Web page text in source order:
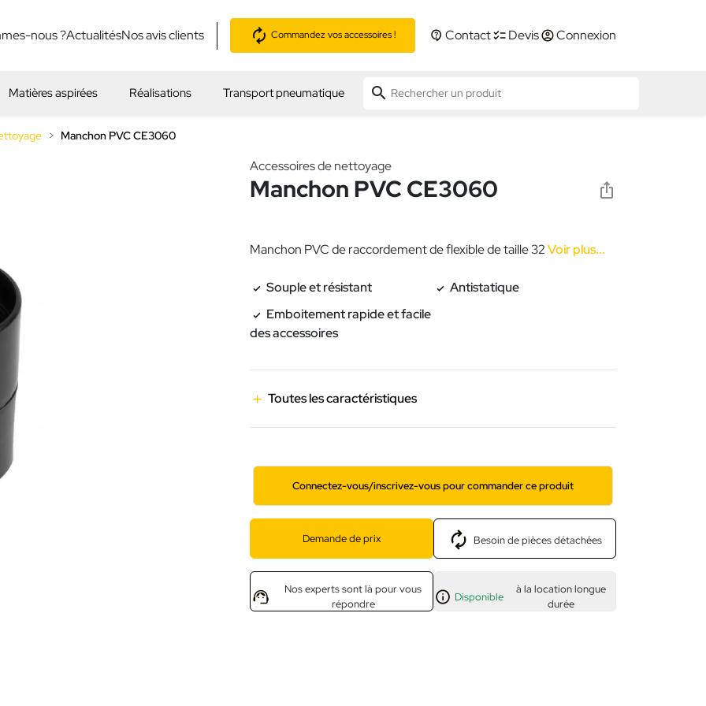
nous ?ActualitésNos avis clients Commandez vos accessoires ! Contact Devis Connexion
Matières aspirées Réalisations Transport pneumatique search
Manchon PVC CE3060
Accessoires de nettoyage
Manchon PVC CE3060
Manchon PVC de raccordement de flexible de taille 32Voir plus...
Souple et résistant
Antistatique
Emboitement rapide et facile
des accessoires
Toutes les caractéristiques
Connectez-vous/inscrivez-vous pour commander ce produit
Demande de prix Besoin de pièces détachées
Nos experts sont là pour vous
répondre
Disponible
à la location longue
durée